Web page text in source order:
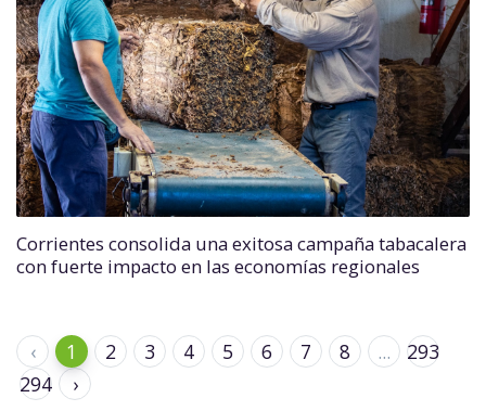
Corrientes consolida una exitosa campaña tabacalera
con fuerte impacto en las economías regionales
‹ 1 2 3 4 5 6 7 8 ...
293
294
›